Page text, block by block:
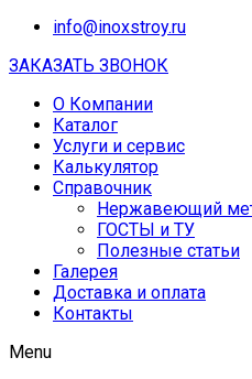
info@inoxstroy.ru
ЗАКАЗАТЬ ЗВОНОК
О Компании
Каталог
Услуги и сервис
Калькулятор
Справочник
Нержавеющий
ГОСТЫ и ТУ
Полезные статьи
Галерея
Доставка и оплата
Контакты
Menu